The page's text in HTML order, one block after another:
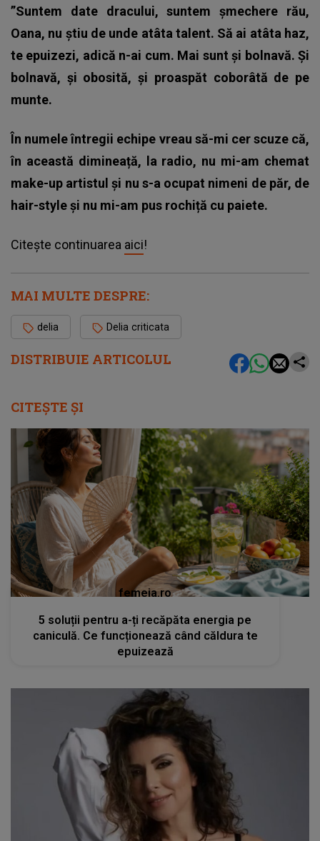
DISTRIBUIE ARTICOLUL
”Suntem date dracului, suntem șmechere rău,
Oana, nu știu de unde atâta talent. Să ai atâta haz,
te epuizezi, adică n-ai cum. Mai sunt și bolnavă. Și
bolnavă, și obosită, și proaspăt coborâtă de pe
munte.
În numele întregii echipe vreau să-mi cer scuze că,
în această dimineață, la radio, nu mi-am chemat
make-up artistul și nu s-a ocupat nimeni de păr, de
hair-style și nu mi-am pus rochiță cu paiete.
Citește continuarea aici!
MAI MULTE DESPRE:
delia Delia criticata
CITEȘTE ȘI
femeia.ro
5 soluții pentru a-ți recăpăta energia pe
caniculă. Ce funcționează când căldura te
epuizează